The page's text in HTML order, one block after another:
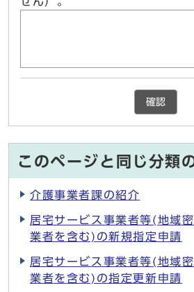
確認
このページと同じ分類
介護事業者課の紹介
居宅サービス事業者等(地域
業者を含む)の新規指定申請
居宅サービス事業者等(地域
業者を含む)の指定更新申請